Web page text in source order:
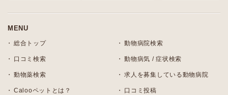
MENU
総合トップ 動物病院検索
口コミ検索 動物病気 / 症状検索
動物薬検索 求人を募集している動物病院
Calooペットとは？ 口コミ投稿